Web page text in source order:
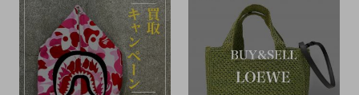
コレクト表参道1号店へ！
UPするキャンペーンを開
催いたします！